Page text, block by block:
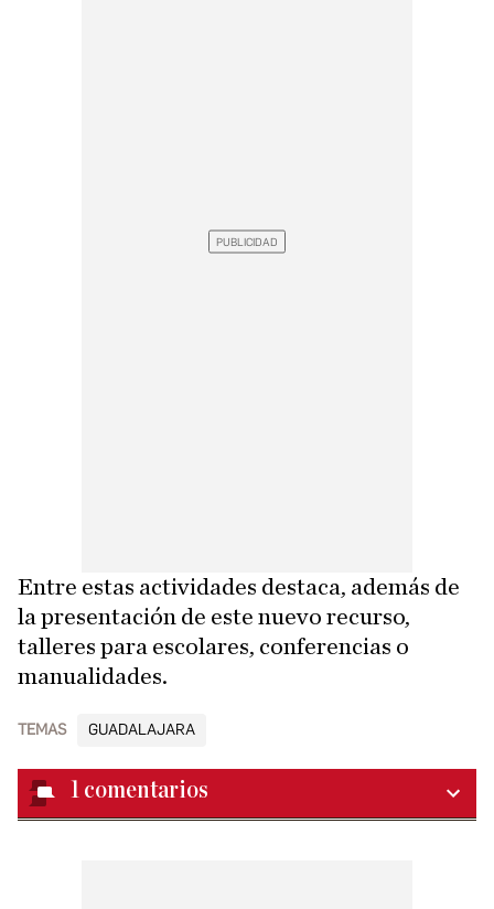
Entre estas actividades destaca, además de
la presentación de este nuevo recurso,
talleres para escolares, conferencias o
manualidades.
TEMAS GUADALAJARA
1 comentarios